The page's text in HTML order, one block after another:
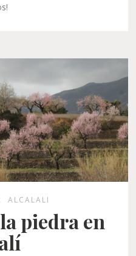
ALCALALI
piedra en